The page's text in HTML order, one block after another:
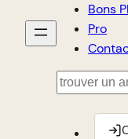
Bons
Pro
Rechercher